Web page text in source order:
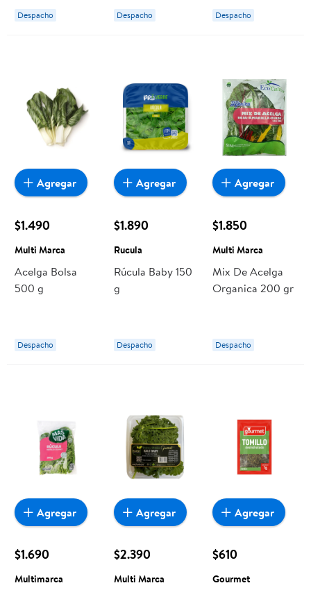
Despacho
Hojas Más
Afiladas 1 Un
Despacho Despacho
$1.490
Multi Marca
Acelga Bolsa
500 g
Despacho
Agregar
$1.890
Rucula
Rúcula Baby 150
g
Despacho
Agregar
$1.850
Multi Marca
Mix De Acelga
Organica 200 gr
Despacho
Agregar
$1.690
Multimarca
Agregar
$2.390
Multi Marca
Agregar
$610
Gourmet
Agregar